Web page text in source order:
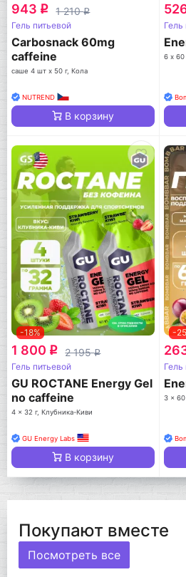
943 q 1 210q
Гель питьевой
Carbosnack 60mg
caffeine
саше 4 шт x 50 г, Кола
NUTREND
В корзину
Гель
6 х 60
-18%
1 800 q 2 195q
Гель питьевой
GU ROCTANE Energy Gel
no caffeine
4 x 32 г, Клубника-Киви
GU Energy Labs
В корзину
-
Гель
3 x 60
Покупают вместе
Посмотреть все